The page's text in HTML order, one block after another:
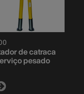
de catraca
pesado